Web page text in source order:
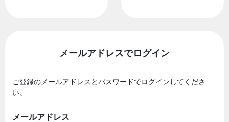
メールアドレスでログイン
ご登録のメールアドレスとパスワードでログインしてくださ
い。
メールアドレス